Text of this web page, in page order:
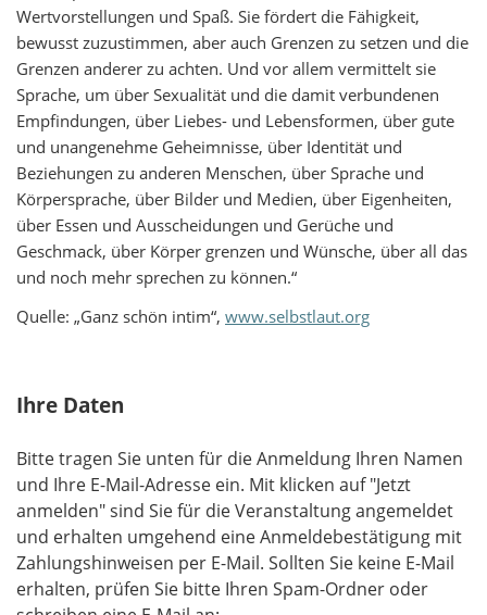
Wertvorstellungen und Spaß. Sie fördert die Fähigkeit,
bewusst zuzustimmen, aber auch Grenzen zu setzen und die
Grenzen anderer zu achten. Und vor allem vermittelt sie
Sprache, um über Sexualität und die damit verbundenen
Empfindungen, über Liebes- und Lebensformen, über gute
und unangenehme Geheimnisse, über Identität und
Beziehungen zu anderen Menschen, über Sprache und
Körpersprache, über Bilder und Medien, über Eigenheiten,
über Essen und Ausscheidungen und Gerüche und
Geschmack, über Körper grenzen und Wünsche, über all das
und noch mehr sprechen zu können.“
Quelle: „Ganz schön intim“, www.selbstlaut.org
Ihre Daten
Bitte tragen Sie unten für die Anmeldung Ihren Namen
und Ihre E-Mail-Adresse ein. Mit klicken auf "Jetzt
anmelden" sind Sie für die Veranstaltung angemeldet
und erhalten umgehend eine Anmeldebestätigung mit
Zahlungshinweisen per E-Mail. Sollten Sie keine E-Mail
erhalten, prüfen Sie bitte Ihren Spam-Ordner oder